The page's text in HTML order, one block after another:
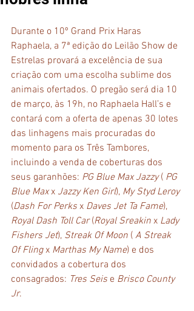
Durante o 10º Grand Prix Haras
Raphaela, a 7ª edição do Leilão Show de
Estrelas provará a excelência de sua
criação com uma escolha sublime dos
animais ofertados. O pregão será dia 10
de março, às 19h, no Raphaela Hall’s e
contará com a oferta de apenas 30 lotes
das linhagens mais procuradas do
momento para os Três Tambores,
incluindo a venda de coberturas dos
seus garanhões: PG Blue Max Jazzy ( PG
Blue Max x Jazzy Ken Girl), My Styd Leroy
(Dash For Perks x Daves Jet Ta Fame),
Royal Dash Toll Car (Royal Sreakin x Lady
Fishers Jet), Streak Of Moon ( A Streak
Of Fling x Marthas My Name) e dos
convidados a cobertura dos
consagrados: Tres Seis e Brisco County
Jr.